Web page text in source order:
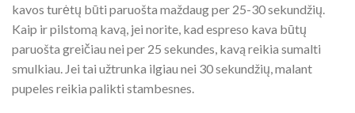
kavos turėtų būti paruošta maždaug per 25-30 sekundžių.
Kaip ir pilstomą kavą, jei norite, kad espreso kava būtų
paruošta greičiau nei per 25 sekundes, kavą reikia sumalti
smulkiau. Jei tai užtrunka ilgiau nei 30 sekundžių, malant
pupeles reikia palikti stambesnes.